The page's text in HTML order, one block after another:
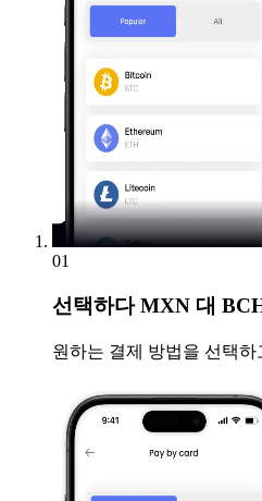
01
선택하다MXN 대
원하는 결제 방법을 선택